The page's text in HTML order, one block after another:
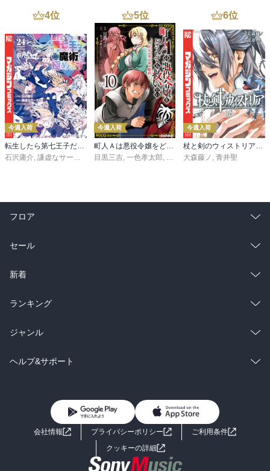
4位
今週入荷
石沢庸介 謙虚なサークル メル。
5位
今週入荷
目黒三吉 一色孝太郎 Parum
6位
今週入荷
大森藤ノ 青井聖
フロア
総合
ラノベ
雑誌・グラビア
BL・TL
セール
総合
ラノベ
雑誌・グラビア
BL・TL
新着
総合
ラノベ
雑誌・グラビア
ランキング
総合
ラノベ
ジャンル
コミック
ライトノベル 男子向けラノベ
小説
ヘルプ&サポート
よくあるご質問 お問い合わせ
会社情報 プライバシーポリシー
ご利用条件
クッキーの詳細